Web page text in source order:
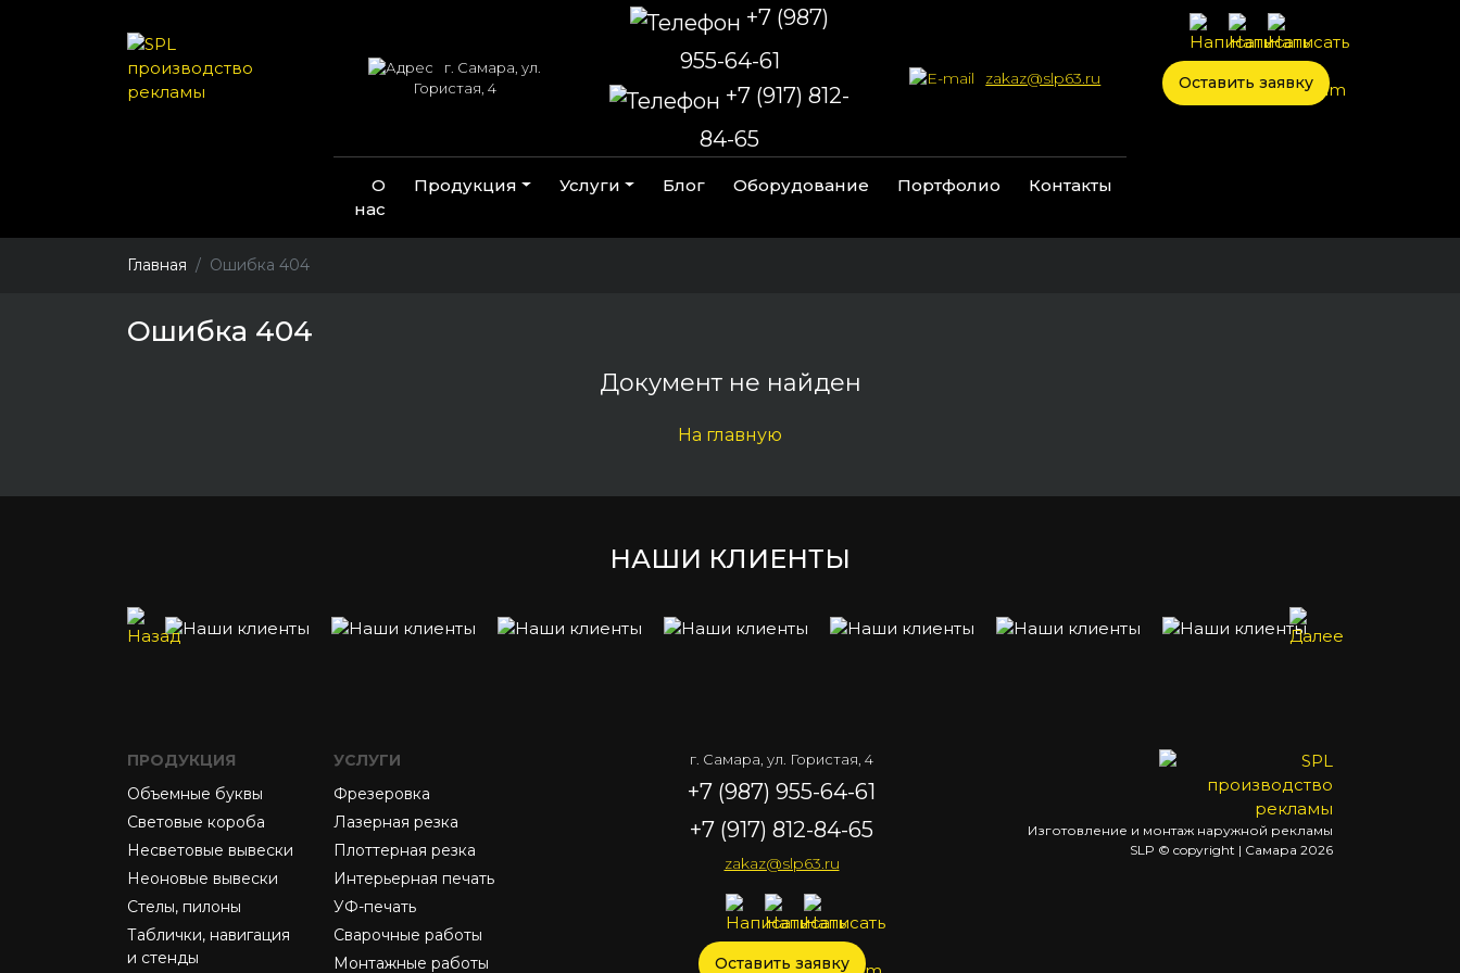
г. Самара, ул.
Гористая, 4
+7 (987)
955-64-61
+7 (917) 812-
84-65
zakaz@slp63.ru
О
нас
Продукция Услуги Блог Оборудование Портфолио Контакты
Оставить заявку
Главная Ошибка 404
Ошибка 404
Документ не найден
На главную
НАШИ КЛИЕНТЫ
ПРОДУКЦИЯ
Объемные буквы
Световые короба
Несветовые вывески
Неоновые вывески
Стелы, пилоны
Таблички, навигация
и стенды
УСЛУГИ
Фрезеровка
Лазерная резка
Плоттерная резка
Интерьерная печать
УФ-печать
Сварочные работы
Монтажные работы
г. Самара, ул. Гористая, 4
+7 (987) 955-64-61
+7 (917) 812-84-65
zakaz@slp63.ru
Оставить заявку
Изготовление и монтаж наружной рекламы
SLP © copyright | Самара 2026